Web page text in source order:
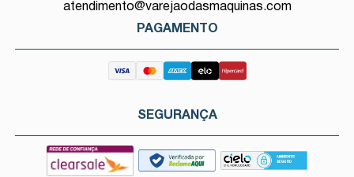
atendimento@varejaodasmaquinas.com
PAGAMENTO
SEGURANÇA